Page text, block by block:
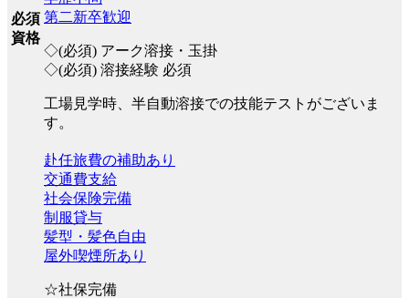
必須
資格
第二新卒歓迎
◇(必須) アーク溶接・玉掛
◇(必須) 溶接経験 必須
工場見学時、半自動溶接での技能テストがございま
す。
赴任旅費の補助あり
交通費支給
社会保険完備
制服貸与
髪型・髪色自由
屋外喫煙所あり
☆社保完備